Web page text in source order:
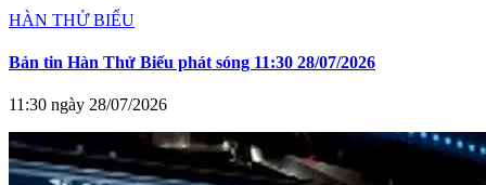
HÀN THỬ BIỂU
Bản tin Hàn Thử Biểu phát sóng 11:30 28/07/2026
11:30 ngày 28/07/2026